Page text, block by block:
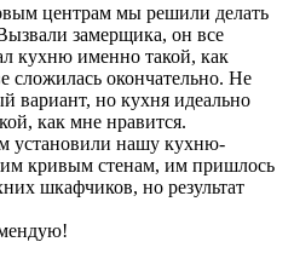
центрам мы решили делать
замерщика, он все
кухню именно такой, как
сложилась окончательно. Не
вариант, но кухня идеально
как мне нравится.
установили нашу кухню-
кривым стенам, им пришлось
шкафчиков, но результат